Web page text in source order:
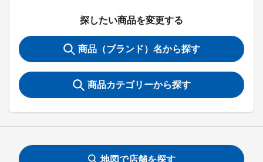
探したい商品を変更する
商品（ブランド）名から探す
商品カテゴリーから探す
地図で店舗を探す